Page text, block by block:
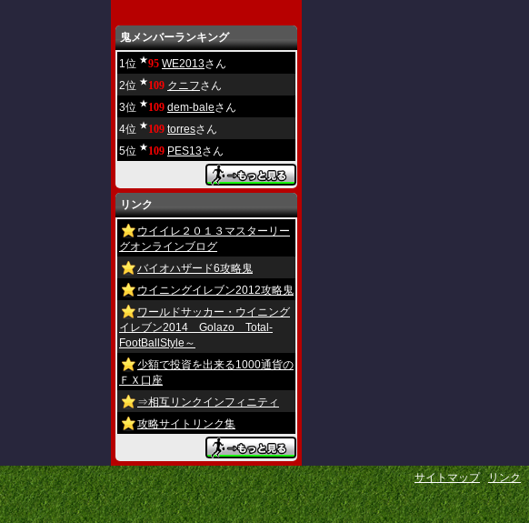
鬼メンバーランキング
1位 ★95 WE2013さん
2位 ★109 クニフさん
3位 ★109 dem-baleさん
4位 ★109 torresさん
5位 ★109 PES13さん
リンク
ウイイレ２０１３マスターリー
グオンラインブログ
バイオハザード6攻略鬼
ウイニングイレブン2012攻略鬼
ワールドサッカー・ウイニング
イレブン2014 Golazo Total-
FootBallStyle～
少額で投資を出来る1000通貨の
ＦＸ口座
⇒相互リンクインフィニティ
攻略サイトリンク集
サイトマップ リンク